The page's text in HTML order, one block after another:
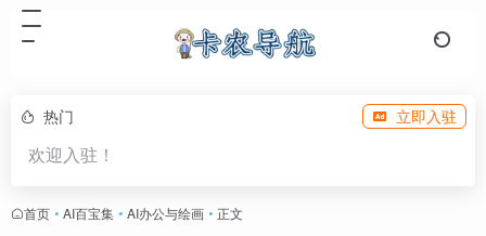
热门 立即入驻
欢迎入驻！
首页 • AI百宝集 • AI办公与绘画 • 正文